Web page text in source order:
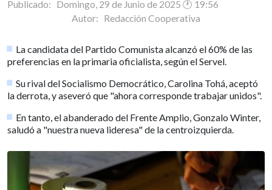
Publicado: Domingo, 29 de Junio de 2025 🕐 19:56
Autor: Redacción Cooperativa
La candidata del Partido Comunista alcanzó el 60% de las
preferencias en la primaria oficialista, según el Servel.
Su rival del Socialismo Democrático, Carolina Tohá, aceptó
la derrota, y aseveró que "ahora corresponde trabajar unidos".
En tanto, el abanderado del Frente Amplio, Gonzalo Winter,
saludó a "nuestra nueva lideresa" de la centroizquierda.